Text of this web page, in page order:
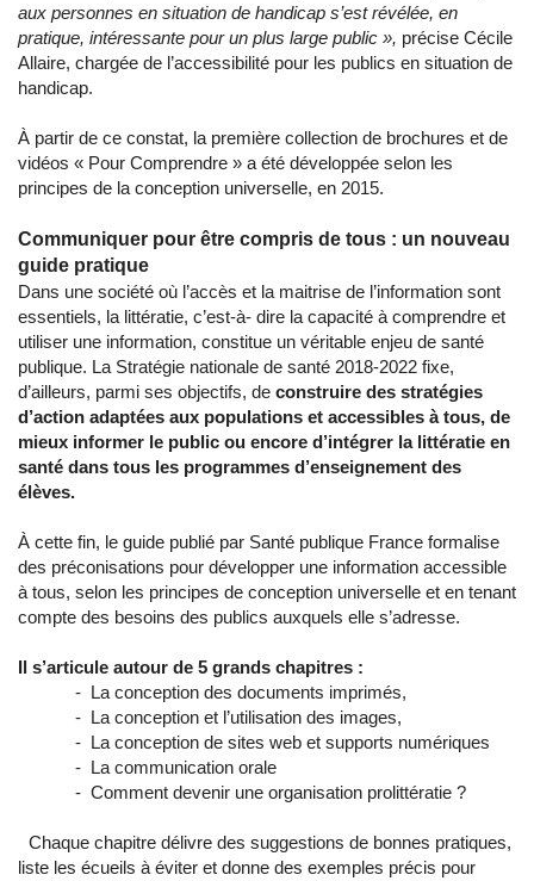
aux personnes en situation de handicap s’est révélée, en
pratique, intéressante pour un plus large public », précise Cécile
Allaire, chargée de l’accessibilité pour les publics en situation de
handicap.
À partir de ce constat, la première collection de brochures et de
vidéos « Pour Comprendre » a été développée selon les
principes de la conception universelle, en 2015.
Communiquer pour être compris de tous : un nouveau
guide pratique
Dans une société où l’accès et la maitrise de l’information sont
essentiels, la littératie, c’est-à- dire la capacité à comprendre et
utiliser une information, constitue un véritable enjeu de santé
publique. La Stratégie nationale de santé 2018-2022 fixe,
d’ailleurs, parmi ses objectifs, de construire des stratégies
d’action adaptées aux populations et accessibles à tous, de
mieux informer le public ou encore d’intégrer la littératie en
santé dans tous les programmes d’enseignement des
élèves.
À cette fin, le guide publié par Santé publique France formalise
des préconisations pour développer une information accessible
à tous, selon les principes de conception universelle et en tenant
compte des besoins des publics auxquels elle s’adresse.
Il s’articule autour de 5 grands chapitres :
- La conception des documents imprimés,
- La conception et l’utilisation des images,
- La conception de sites web et supports numériques
- La communication orale
- Comment devenir une organisation prolittératie ?
Chaque chapitre délivre des suggestions de bonnes pratiques,
liste les écueils à éviter et donne des exemples précis pour